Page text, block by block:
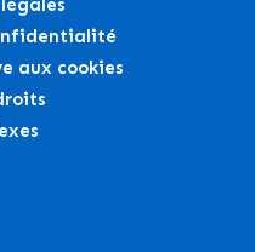
aux cookies